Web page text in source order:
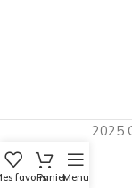
2025
favorisPanierMenu